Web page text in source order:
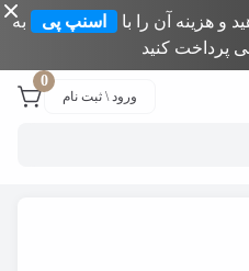
و هزینه آن را با اسنپ پی
به
پرداخت کنید
ورود \ ثبت نام
0